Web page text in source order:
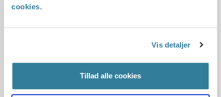
cookies.
Vis detaljer
Tillad alle cookies
Nævnet afviste at behandle en klage, da klager ikke havde